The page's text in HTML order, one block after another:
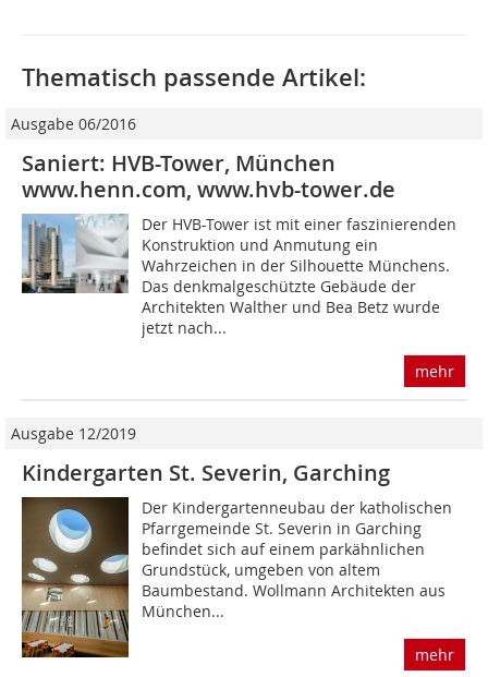
Thematisch passende Artikel:
Ausgabe 06/2016
Saniert: HVB-Tower, München
www.henn.com, www.hvb-tower.de
Der HVB-Tower ist mit einer faszinierenden
Konstruktion und Anmutung ein
Wahrzeichen in der Silhouette Münchens.
Das denkmalgeschützte Gebäude der
Architekten Walther und Bea Betz wurde
jetzt nach...
mehr
Ausgabe 12/2019
Kindergarten St. Severin, Garching
Der Kindergartenneubau der katholischen
Pfarrgemeinde St. Severin in Garching
befindet sich auf einem parkähnlichen
Grundstück, umgeben von altem
Baumbestand. Wollmann Architekten aus
München...
mehr